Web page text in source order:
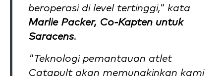
beroperasi di level tertinggi," kata
Marlie Packer, Co-Kapten untuk
Saracens.
"Teknologi pemantauan atlet
Catapult akan memungkinkan kami